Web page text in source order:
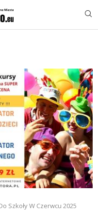
Szkoły W Czerwcu 2025